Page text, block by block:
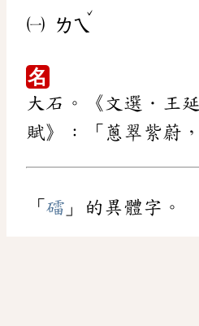
㈠ ㄌㄟ
ˇ
名
大石。《文選．王
賦》：「蔥翠紫蔚，
「 礌 」的異體字。